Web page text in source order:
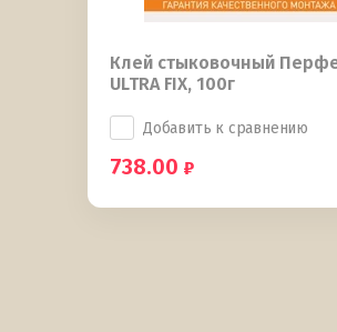
Клей стыковочный
ULTRA FIX, 100г
Добавить к сравнению
738.00